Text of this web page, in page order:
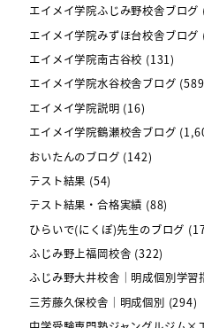
エイメイ学院ふじみ野校舎ブログ
エイメイ学院みずほ台校舎ブログ
エイメイ学院南古谷校 (131)
エイメイ学院水谷校舎ブログ
エイメイ学院説明 (16)
エイメイ学院鶴瀬校舎ブログ
おいたんのブログ (142)
テスト結果 (54)
テスト結果・合格実績 (88)
ひらいで(にくぽ)先生のブログ
ふじみ野上福岡校舎 (322)
ふじみ野大井校舎｜明成個別学習
三芳藤久保校舎｜明成個別 (294)